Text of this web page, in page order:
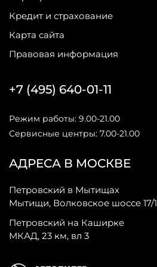
Кредит и страхование
Карта сайта
Правовая информация
АДРЕСА В МОСКВЕ
Петровский в Мытищах
Мытищи, Волковское шоссе 17/1
Петровский на Каширке
МКАД, 23 км, вл 3
+7 (495) 640-01-11
Режим работы: 9.00-21.00
Сервисные центры: 7.00-21.00